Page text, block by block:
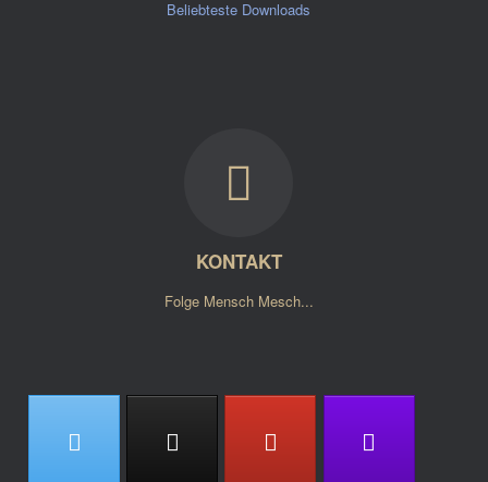
Beliebteste Downloads
KONTAKT
Folge Mensch Mesch...